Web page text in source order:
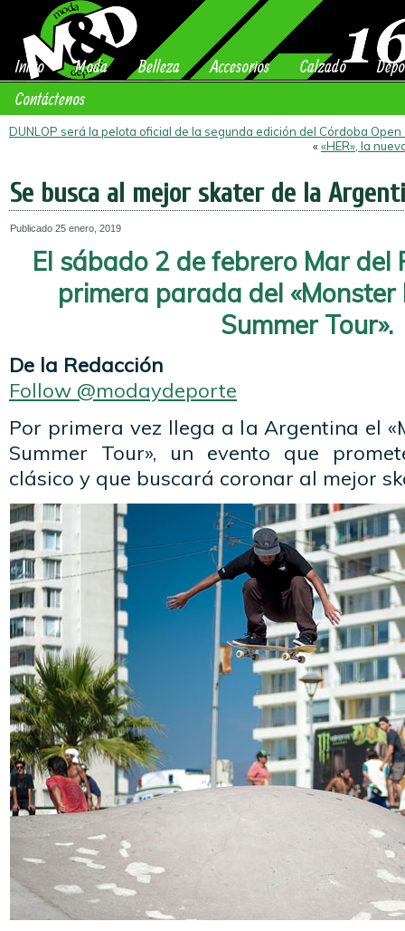
Inicio Moda Belleza Accesorios Calzado
Contáctenos
DUNLOP será la pelota oficial de la segunda edición del Córdoba Open
««HER», la
Se busca al mejor skater de la
Publicado 25 enero, 2019
El sábado 2 de febrero Mar del
primera parada del «Monster
Summer Tour».
De la Redacción
Follow @modaydeporte
Por primera vez llega a la Argentina el
Summer Tour», un evento que
clásico y que buscará coronar al mejor